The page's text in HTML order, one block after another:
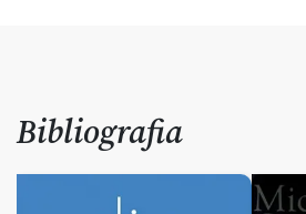
Bibliografia